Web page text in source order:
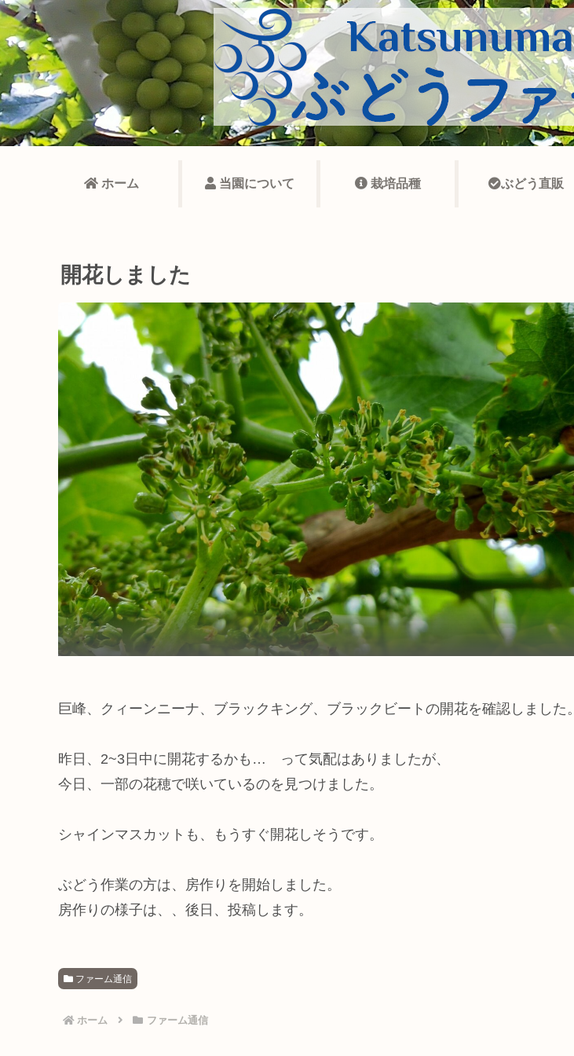
ホーム 当園について 栽培品種 ぶどう直販
開花しました
巨峰、クィーンニーナ、ブラックキング、ブラックビートの開花を確認しました。
昨日、2~3日中に開花するかも… って気配はありましたが、
今日、一部の花穂で咲いているのを見つけました。
シャインマスカットも、もうすぐ開花しそうです。
ぶどう作業の方は、房作りを開始しました。
房作りの様子は、、後日、投稿します。
ファーム通信
ホーム ファーム通信